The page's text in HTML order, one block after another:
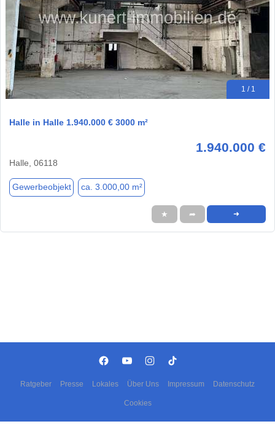
1 / 1
Halle in Halle 1.940.000 € 3000 m²
1.940.000 €
Halle, 06118
Gewerbeobjekt ca. 3.000,00 m²
★ ➦ ➜
Ratgeber Presse Lokales Über Uns Impressum Datenschutz
Cookies